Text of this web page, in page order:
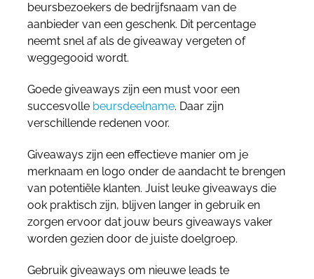
beursbezoekers de bedrijfsnaam van de
aanbieder van een geschenk. Dit percentage
neemt snel af als de giveaway vergeten of
weggegooid wordt.
Goede giveaways zijn een must voor een
succesvolle beursdeelname. Daar zijn
verschillende redenen voor.
Giveaways zijn een effectieve manier om je
merknaam en logo onder de aandacht te brengen
van potentiële klanten. Juist leuke giveaways die
ook praktisch zijn, blijven langer in gebruik en
zorgen ervoor dat jouw beurs giveaways vaker
worden gezien door de juiste doelgroep.
Gebruik giveaways om nieuwe leads te